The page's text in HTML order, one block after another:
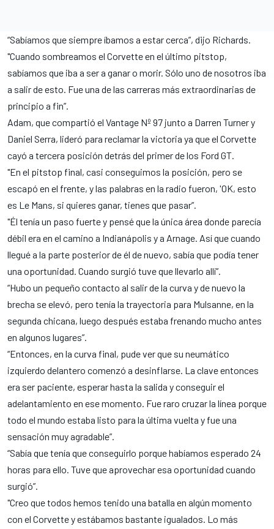
“Sabíamos que siempre íbamos a estar cerca”, dijo Richards.
"Cuando sombreamos el Corvette en el último pitstop,
sabíamos que iba a ser a ganar o morir. Sólo uno de nosotros iba
a salir de esto. Fue una de las carreras más extraordinarias de
principio a fin”.
Adam, que compartió el Vantage Nº 97 junto a Darren Turner y
Daniel Serra, lideró para reclamar la victoria ya que el Corvette
cayó a tercera posición detrás del primer de los Ford GT.
"En el pitstop final, casi conseguimos la posición, pero se
escapó en el frente, y las palabras en la radio fueron, 'OK, esto
es Le Mans, si quieres ganar, tienes que pasar”.
"Él tenía un paso fuerte y pensé que la única área donde parecía
débil era en el camino a Indianápolis y a Arnage. Así que cuando
llegué a la parte posterior de él de nuevo, sabía que podía tener
una oportunidad. Cuando surgió tuve que llevarlo allí”.
“Hubo un pequeño contacto al salir de la curva y de nuevo la
brecha se elevó, pero tenía la trayectoria para Mulsanne, en la
segunda chicana, luego después estaba frenando mucho antes
en algunos lugares”.
“Entonces, en la curva final, pude ver que su neumático
izquierdo delantero comenzó a desinflarse. La clave entonces
era ser paciente, esperar hasta la salida y conseguir el
adelantamiento en ese momento. Fue raro cruzar la línea porque
todo el mundo estaba listo para la última vuelta y fue una
sensación muy agradable”.
“Sabía que tenía que conseguirlo porque habíamos esperado 24
horas para ello. Tuve que aprovechar esa oportunidad cuando
surgió”.
"Creo que todos hemos tenido una batalla en algún momento
con el Corvette y estábamos bastante igualados. Lo más